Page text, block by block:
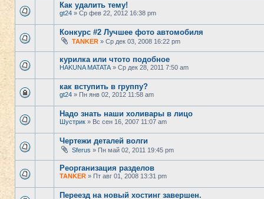
Как удалить тему!
gt24 » Ср фев 22, 2012 16:38 pm
Конкурс #2 Лучшее фото автомобиля
TANKER » Ср дек 03, 2008 16:22 pm
курилка или чтото подобное
HAKUNA MATATA » Ср дек 28, 2011 7:50 am
как вступить в группу?
gt24 » Пн янв 02, 2012 11:58 am
Надо знать наши холивары в лицо
Шустрик » Вс сен 16, 2007 11:07 am
Чертежи деталей волги
Sferus » Пн май 02, 2011 19:45 pm
Реорганизация разделов
TANKER » Пт авг 01, 2008 13:31 pm
Переезд на новый хостинг завершен.